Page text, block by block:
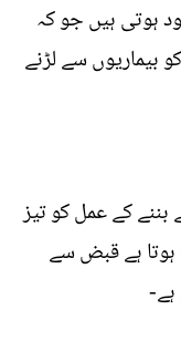
ہوتی ہیں جو کہ
بیماریوں سے لڑنے
کے عمل کو تیز
ہے قبض سے